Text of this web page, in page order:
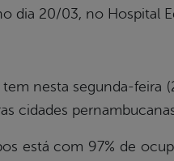
dia 20/03, no Hospital
tem nesta segunda-
cidades
está com 97% de